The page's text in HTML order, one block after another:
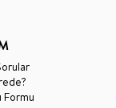
Formu